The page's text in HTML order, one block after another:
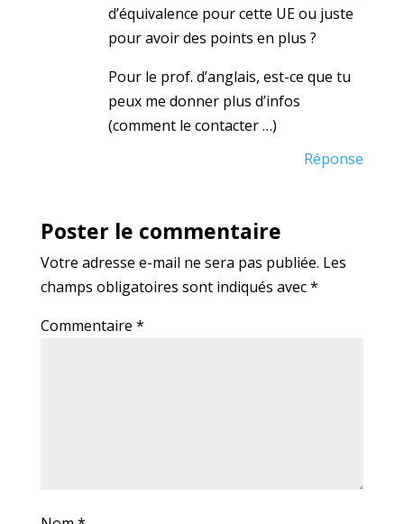
d’équivalence pour cette UE ou juste
pour avoir des points en plus ?
Pour le prof. d’anglais, est-ce que tu
peux me donner plus d’infos
(comment le contacter …)
Réponse
Poster le commentaire
Votre adresse e-mail ne sera pas publiée. Les
champs obligatoires sont indiqués avec*
Commentaire *